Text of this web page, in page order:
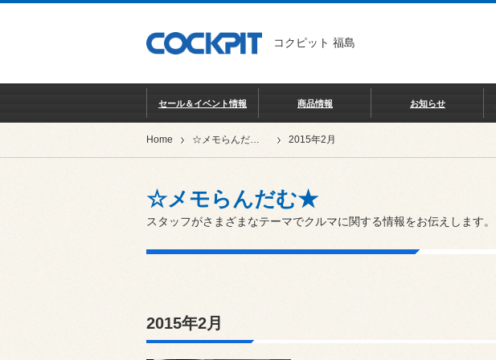
コクピット 福島
セール＆イベント情報 商品情報 お知らせ
Home ☆メモらんだむ★ 2015年2月
☆メモらんだむ★
スタッフがさまざまなテーマでクルマに関する情報をお伝えします。
2015年2月